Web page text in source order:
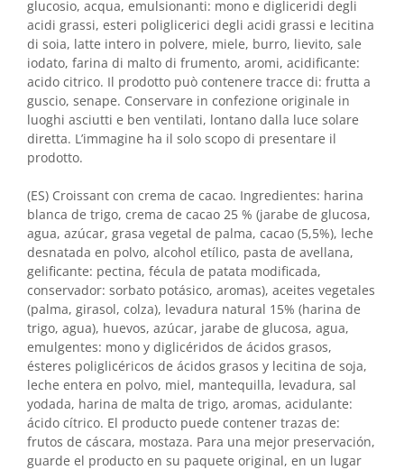
glucosio, acqua, emulsionanti: mono e digliceridi degli
acidi grassi, esteri poliglicerici degli acidi grassi e lecitina
di soia, latte intero in polvere, miele, burro, lievito, sale
iodato, farina di malto di frumento, aromi, acidificante:
acido citrico. Il prodotto può contenere tracce di: frutta a
guscio, senape. Conservare in confezione originale in
luoghi asciutti e ben ventilati, lontano dalla luce solare
diretta. L’immagine ha il solo scopo di presentare il
prodotto.
(ES) Croissant con crema de cacao. Ingredientes: harina
blanca de trigo, crema de cacao 25 % (jarabe de glucosa,
agua, azúcar, grasa vegetal de palma, cacao (5,5%), leche
desnatada en polvo, alcohol etílico, pasta de avellana,
gelificante: pectina, fécula de patata modificada,
conservador: sorbato potásico, aromas), aceites vegetales
(palma, girasol, colza), levadura natural 15% (harina de
trigo, agua), huevos, azúcar, jarabe de glucosa, agua,
emulgentes: mono y diglicéridos de ácidos grasos,
ésteres poliglicéricos de ácidos grasos y lecitina de soja,
leche entera en polvo, miel, mantequilla, levadura, sal
yodada, harina de malta de trigo, aromas, acidulante:
ácido cítrico. El producto puede contener trazas de:
frutos de cáscara, mostaza. Para una mejor preservación,
guarde el producto en su paquete original, en un lugar